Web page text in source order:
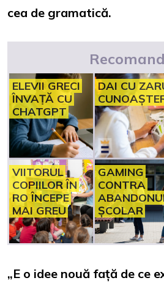
cea de gramatică.
ELEVII GRECI
ÎNVAȚĂ CU
CHATGPT
DAI CU
VIITORUL
COPIILOR ÎN
RO ÎNCEPE
MAI GREU
GAMING
CONTRA
ȘCOLAR
„E o idee nouă față de ce